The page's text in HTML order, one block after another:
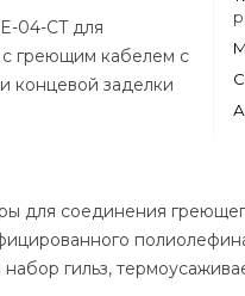
04-CT для
с греющим кабелем с
концевой заделки
для соединения
гильз,